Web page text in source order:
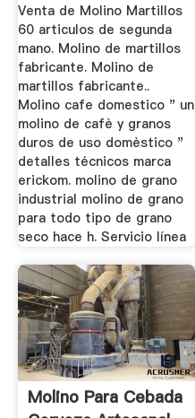
Venta de Molino Martillos
60 articulos de segunda
mano. Molino de martillos
fabricante. Molino de
martillos fabricante..
Molino cafe domestico " un
molino de cafè y granos
duros de uso domèstico "
detalles técnicos marca
erickom. molino de grano
industrial molino de grano
para todo tipo de grano
seco hace h. Servicio línea
Molino Para Cebada